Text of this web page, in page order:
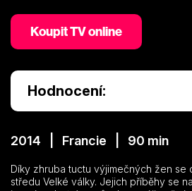
Koupit TV online
Hodnocení:
2014 | Francie | 90 min
Díky zhruba tuctu výjimečných žen se
středu Velké války. Jejich příběhy se